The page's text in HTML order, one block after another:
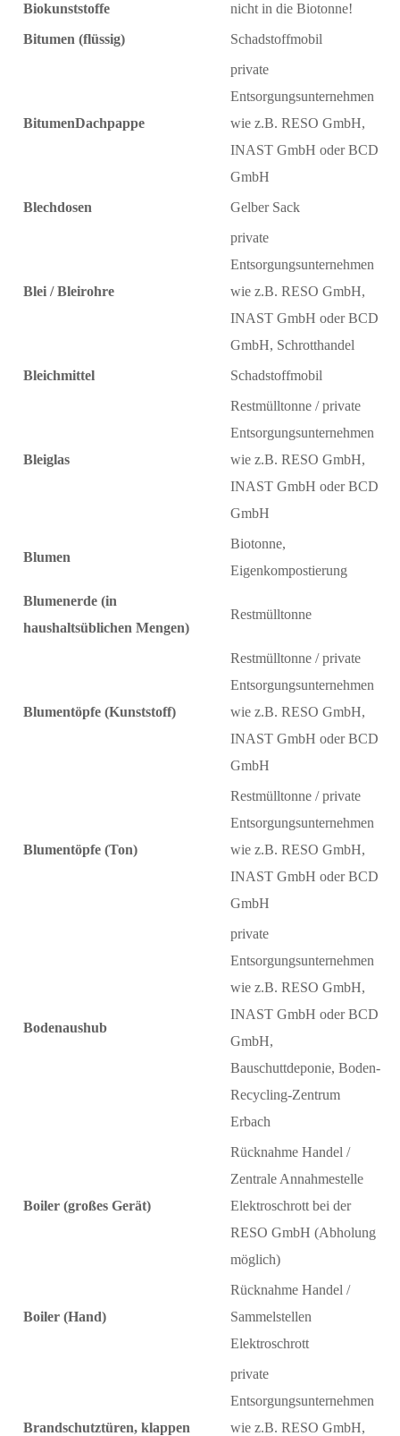
Biokunststoffe
nicht in die Biotonne!
Bitumen (flüssig)
Schadstoffmobil
BitumenDachpappe
private
Entsorgungsunternehmen
wie z.B. RESO GmbH,
INAST GmbH oder BCD
GmbH
Blechdosen
Gelber Sack
Blei / Bleirohre
private
Entsorgungsunternehmen
wie z.B. RESO GmbH,
INAST GmbH oder BCD
GmbH, Schrotthandel
Bleichmittel
Schadstoffmobil
Bleiglas
Restmülltonne / private
Entsorgungsunternehmen
wie z.B. RESO GmbH,
INAST GmbH oder BCD
GmbH
Blumen
Biotonne,
Eigenkompostierung
Blumenerde (in
haushaltsüblichen Mengen)
Restmülltonne
Blumentöpfe (Kunststoff)
Restmülltonne / private
Entsorgungsunternehmen
wie z.B. RESO GmbH,
INAST GmbH oder BCD
GmbH
Blumentöpfe (Ton)
Restmülltonne / private
Entsorgungsunternehmen
wie z.B. RESO GmbH,
INAST GmbH oder BCD
GmbH
Bodenaushub
private
Entsorgungsunternehmen
wie z.B. RESO GmbH,
INAST GmbH oder BCD
GmbH,
Bauschuttdeponie, Boden-
Recycling-Zentrum
Erbach
Boiler (großes Gerät)
Rücknahme Handel /
Zentrale Annahmestelle
Elektroschrott bei der
RESO GmbH (Abholung
möglich)
Boiler (Hand)
Rücknahme Handel /
Sammelstellen
Elektroschrott
Brandschutztüren, klappen
private
Entsorgungsunternehmen
wie z.B. RESO GmbH,